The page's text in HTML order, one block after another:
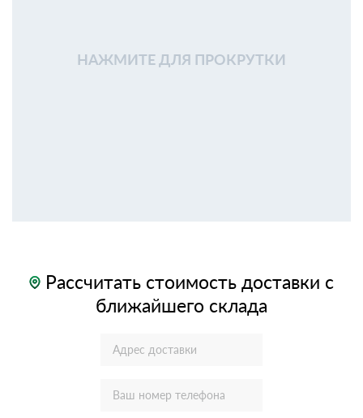
НАЖМИТЕ ДЛЯ ПРОКРУТКИ
Рассчитать стоимость доставки с
ближайшего склада